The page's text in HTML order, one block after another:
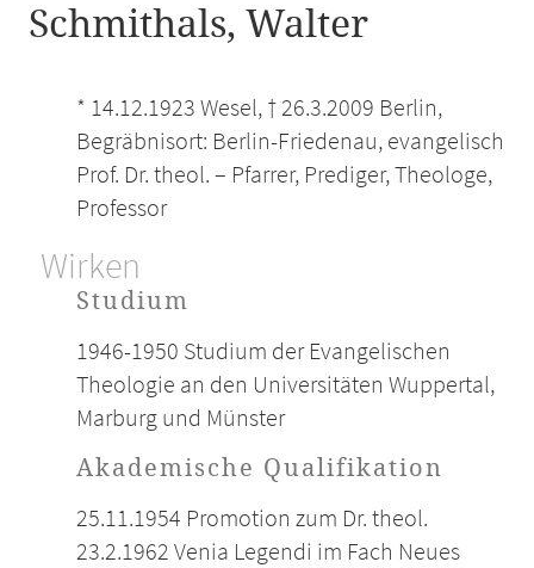
Schmithals, Walter
* 14.12.1923 Wesel, † 26.3.2009 Berlin,
Begräbnisort: Berlin-Friedenau, evangelisch
Prof. Dr. theol. – Pfarrer, Prediger, Theologe,
Professor
Wirken
Studium
1946-1950 Studium der Evangelischen
Theologie an den Universitäten Wuppertal,
Marburg und Münster
Akademische Qualifikation
25.11.1954 Promotion zum Dr. theol.
23.2.1962 Venia Legendi im Fach Neues